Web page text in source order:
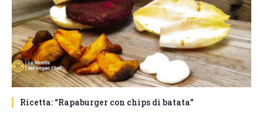
Ricetta: “Rapaburger con chips di batata”